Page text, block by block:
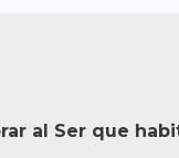
al Ser que